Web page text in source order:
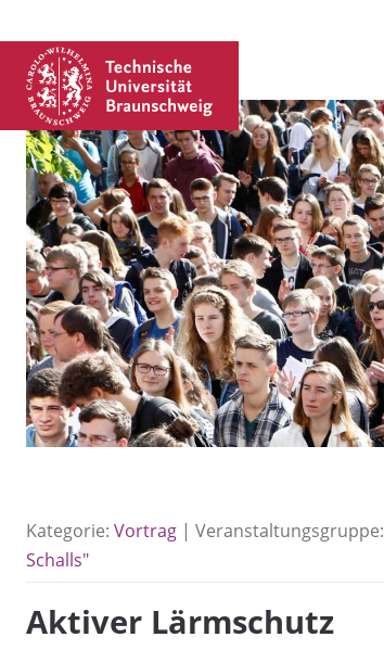
Kategorie: Vortrag | Veranstaltungsgruppe:
Schalls"
Aktiver Lärmschutz